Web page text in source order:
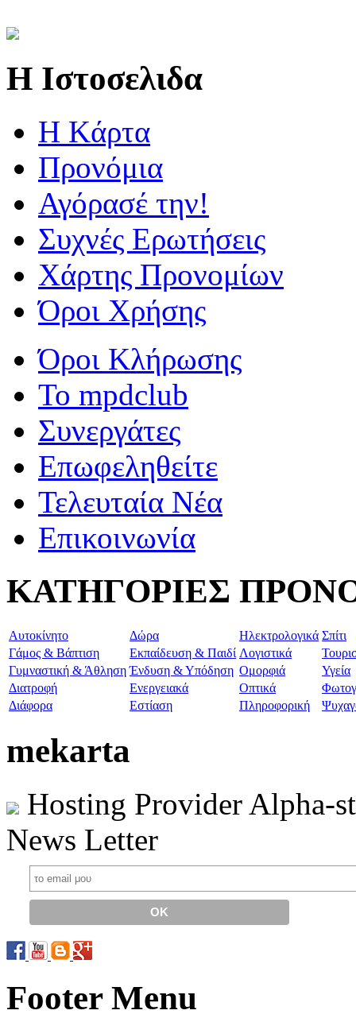
Η Ιστοσελιδα
Η Kάρτα
Προνόμια
Αγόρασέ την!
Συχνές Ερωτήσεις
Χάρτης Προνομίων
Όροι Χρήσης
Όροι Κλήρωσης
To mpdclub
Συνεργάτες
Επωφεληθείτε
Τελευταία Νέα
Επικοινωνία
ΚΑΤΗΓΟΡΙΕΣ
Aυτοκίνητο Δώρα Ηλεκτρολογικά Σπίτι
Γάμος & Βάπτιση
Εκπαίδευση & Παιδί Λογιστικά
Γυμναστική & Άθληση Ένδυση & Υπόδηση Ομορφιά
Υγεία
Διατροφή
Ενεργειακά Οπτικά
Διάφορα
Εστίαση Πληροφορική
mekarta
Hosting Provider Alpha-
News Letter
Footer Menu